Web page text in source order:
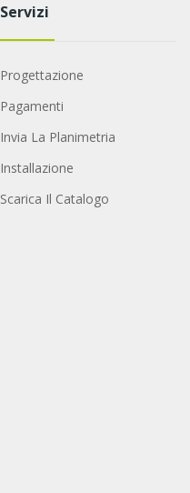
Servizi
Progettazione
Pagamenti
Invia La Planimetria
Installazione
Scarica Il Catalogo